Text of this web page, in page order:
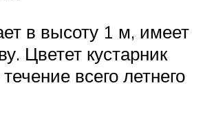
в высоту 1 м, имеет
Цветет кустарник
всего летнего